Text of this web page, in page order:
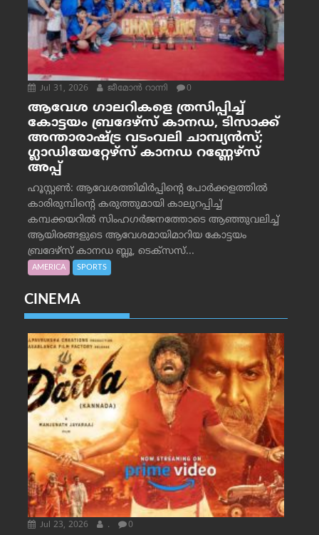
Jul 31, 2026 ജീമോന്‍ റാന്നി 0
ആവേശ ഗാലറികളെ ത്രസിപ്പിച്ച്
കോട്ടയം ബ്രദേഴ്‌സ് കാനഡ, ടിസാക്ക്
അന്താരാഷ്ട്ര വടംവലി ചാമ്പ്യന്‍സ്;
ഗ്ലാഡിയേറ്റേഴ്‌സ് കാനഡ റണ്ണേഴ്‌സ്
അപ്പ്
ഹൂസ്റ്റണ്‍: ആവേശത്തിമിര്‍പ്പിന്റെ പോര്‍ക്കളത്തില്‍
കാരിരുമ്പിന്റെ കരുത്തുമായി കാലുറപ്പിച്ച്
കമ്പക്കയറില്‍ സിംഹഗര്‍ജനത്തോടെ ആഞ്ഞുവലിച്ച്
ആയിരങ്ങളുടെ ആവേശമായിമാറിയ കോട്ടയം
ബ്രദേഴ്‌സ് കാനഡ ബ്ലൂ, ടെക്‌സസ്...
AMERICA SPORTS
CINEMA
Jul 23, 2026 . 0